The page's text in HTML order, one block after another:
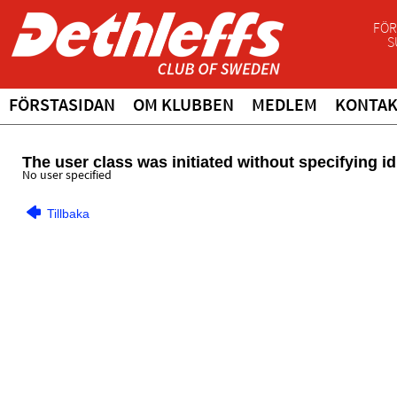
FÖRSTASIDAN OM KLUBBEN MEDLEM
The user class was initiated without specifying
No user specified
Tillbaka